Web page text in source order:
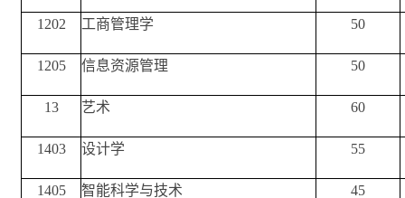
1202 工商管理学 50
1205 信息资源管理 50
13 艺术 60
1403 设计学 55
1405 智能科学与技术 45